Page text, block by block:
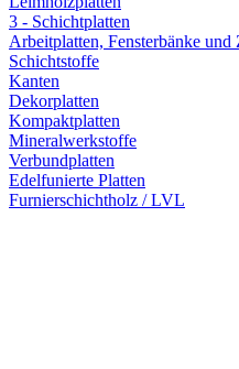
3 - Schichtplatten
Arbeitplatten, Fensterbänke und
Schichtstoffe
Kanten
Dekorplatten
Kompaktplatten
Mineralwerkstoffe
Verbundplatten
Edelfunierte Platten
Furnierschichtholz / LVL